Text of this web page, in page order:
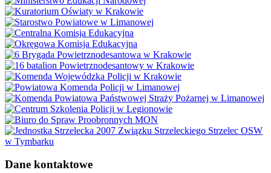
Dane kontaktowe